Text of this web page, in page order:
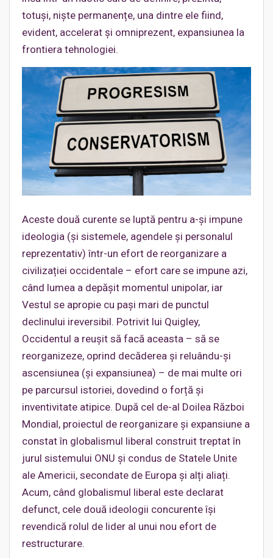
totuși, niște permanențe, una dintre ele fiind,
evident, accelerat și omniprezent, expansiunea la
frontiera tehnologiei.
Aceste două curente se luptă pentru a-și impune
ideologia (și sistemele, agendele și personalul
reprezentativ) într-un efort de reorganizare a
civilizației occidentale – efort care se impune azi,
când lumea a depășit momentul unipolar, iar
Vestul se apropie cu pași mari de punctul
declinului ireversibil. Potrivit lui Quigley,
Occidentul a reușit să facă aceasta – să se
reorganizeze, oprind decăderea și reluându-și
ascensiunea (și expansiunea) – de mai multe ori
pe parcursul istoriei, dovedind o forță și
inventivitate atipice. După cel de-al Doilea Război
Mondial, proiectul de reorganizare și expansiune a
constat în globalismul liberal construit treptat în
jurul sistemului ONU și condus de Statele Unite
ale Americii, secondate de Europa și alți aliați.
Acum, când globalismul liberal este declarat
defunct, cele două ideologii concurente își
revendică rolul de lider al unui nou efort de
restructurare.